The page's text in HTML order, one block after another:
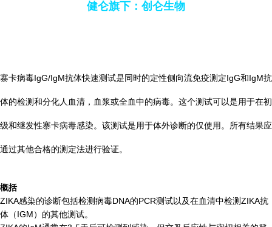
健仑旗下：创仑生物
寨卡病毒IgG/IgM抗体快速测试是同时的定性侧向流免疫测定IgG和IgM抗
体的检测和分化人血清，血浆或全血中的病毒。这个测试可以是用于在初
级和继发性寨卡病毒感染。该测试是用于体外诊断的仅使用。所有结果应
通过其他合格的测定法进行验证。
概括
ZIKA感染的诊断包括检测病毒DNA的PCR测试以及在血清中检测ZIKA抗
体（IGM）的其他测试。